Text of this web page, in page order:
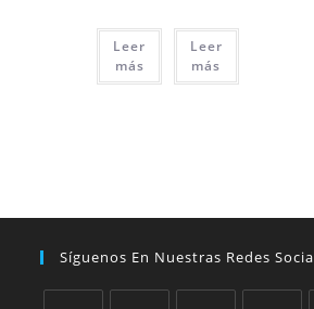
Leer
más
Leer
más
Síguenos En Nuestras Redes